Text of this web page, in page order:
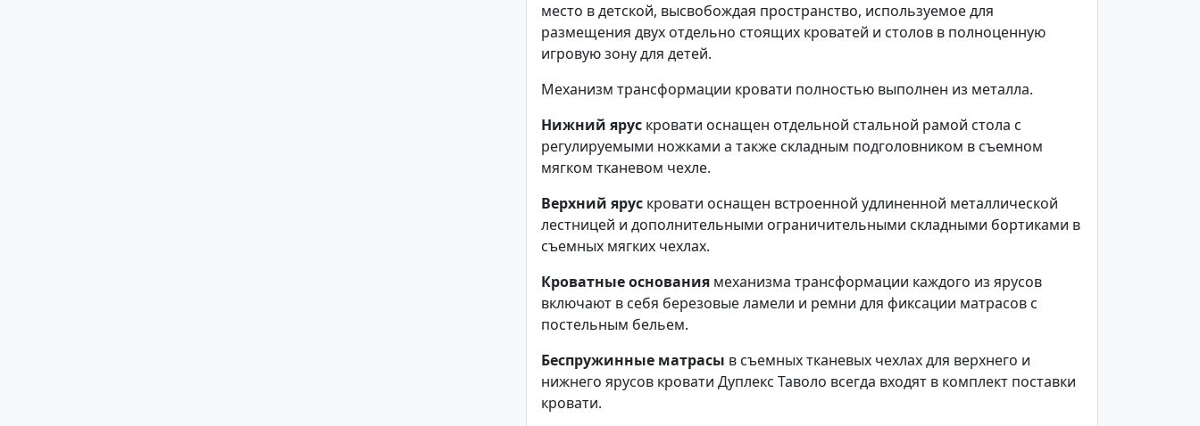
место в детской, высвобождая пространство, используемое для
размещения двух отдельно стоящих кроватей и столов в полноценную
игровую зону для детей.
Механизм трансформации кровати полностью выполнен из металла.
Нижний ярус кровати оснащен отдельной стальной рамой стола с
регулируемыми ножками а также складным подголовником в съемном
мягком тканевом чехле.
Верхний ярус кровати оснащен встроенной удлиненной металлической
лестницей и дополнительными ограничительными складными бортиками в
съемных мягких чехлах.
Кроватные основания механизма трансформации каждого из ярусов
включают в себя березовые ламели и ремни для фиксации матрасов с
постельным бельем.
Беспружинные матрасы в съемных тканевых чехлах для верхнего и
нижнего ярусов кровати Дуплекс Таволо всегда входят в комплект поставки
кровати.